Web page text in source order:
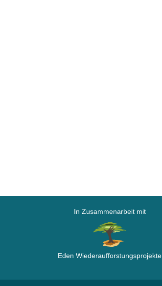
In Zusammenarbeit mit
Eden Wiederaufforstungsprojekte